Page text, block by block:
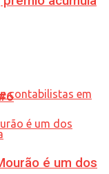
é um dos